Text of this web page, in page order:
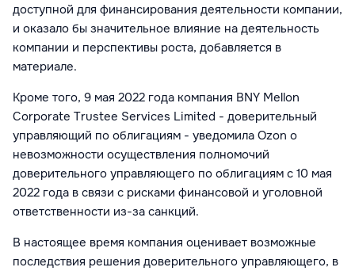
доступной для финансирования деятельности компании,
и оказало бы значительное влияние на деятельность
компании и перспективы роста, добавляется в
материале.
Кроме того, 9 мая 2022 года компания BNY Mellon
Corporate Trustee Services Limited - доверительный
управляющий по облигациям - уведомила Ozon о
невозможности осуществления полномочий
доверительного управляющего по облигациям с 10 мая
2022 года в связи с рисками финансовой и уголовной
ответственности из-за санкций.
В настоящее время компания оценивает возможные
последствия решения доверительного управляющего, в